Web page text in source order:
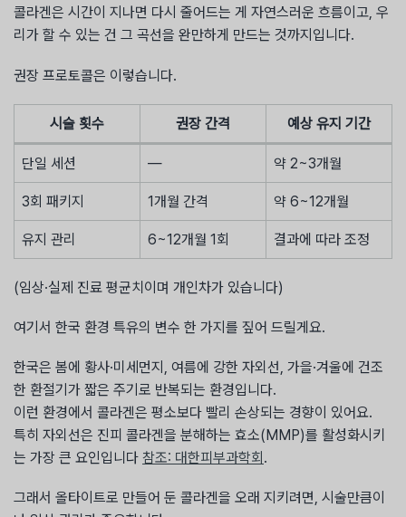
콜라겐은 시간이 지나면 다시 줄어드는 게 자연스러운 흐름이고, 우
리가 할 수 있는 건 그 곡선을 완만하게 만드는 것까지입니다.
권장 프로토콜은 이렇습니다.
시술 횟수 권장 간격 예상 유지 기간
단일 세션 — 약 2~3개월
3회 패키지 1개월 간격 약 6~12개월
유지 관리 6~12개월 1회 결과에 따라 조정
(임상·실제 진료 평균치이며 개인차가 있습니다)
여기서 한국 환경 특유의 변수 한 가지를 짚어 드릴게요.
한국은 봄에 황사·미세먼지, 여름에 강한 자외선, 가을·겨울에 건조
한 환절기가 짧은 주기로 반복되는 환경입니다.
이런 환경에서 콜라겐은 평소보다 빨리 손상되는 경향이 있어요.
특히 자외선은 진피 콜라겐을 분해하는 효소(MMP)를 활성화시키
는 가장 큰 요인입니다 참조: 대한피부과학회 .
그래서 올타이트로 만들어 둔 콜라겐을 오래 지키려면, 시술만큼이